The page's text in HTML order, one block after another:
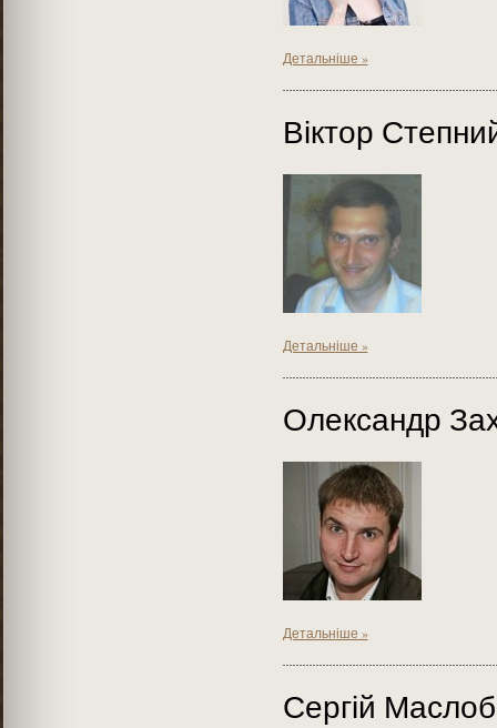
Детальніше »
Віктор
Детальніше »
Олександр
Детальніше »
Сергій